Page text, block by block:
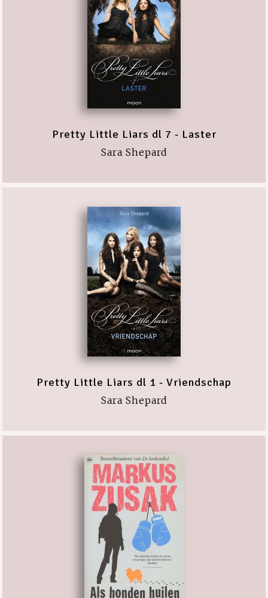
Pretty Little Liars dl 7 - Laster
Sara Shepard
Pretty Little Liars dl 1 - Vriendschap
Sara Shepard